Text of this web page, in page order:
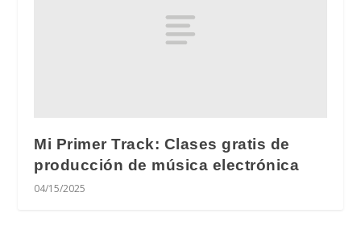
Mi Primer Track: Clases gratis de
producción de música electrónica
04/15/2025